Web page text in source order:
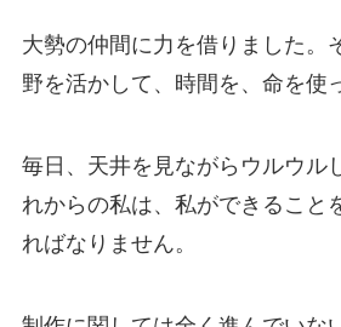
大勢の仲間に力を借りました。
野を活かして、時間を、命を使
毎日、天井を見ながらウルウル
れからの私は、私ができること
ればなりません。